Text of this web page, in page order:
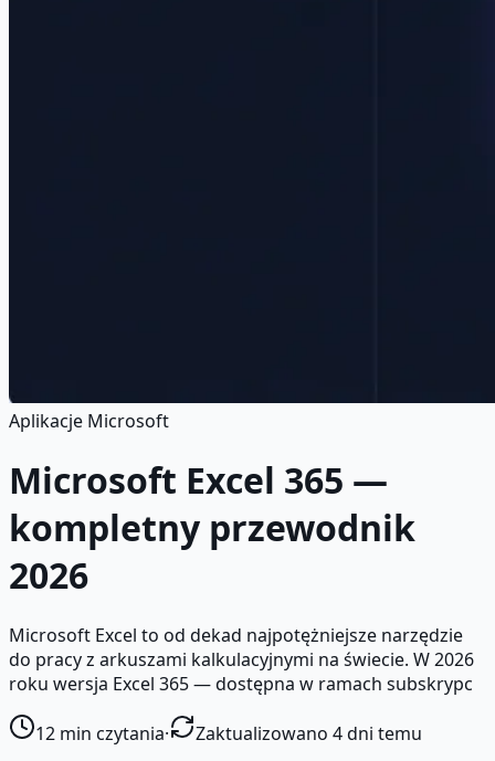
Aplikacje Microsoft
Microsoft Excel 365 —
kompletny przewodnik
2026
Microsoft Excel to od dekad najpotężniejsze narzędzie
do pracy z arkuszami kalkulacyjnymi na świecie. W 2026
roku wersja Excel 365 — dostępna w ramach subskrypc
12 min czytania·
Zaktualizowano 4 dni temu